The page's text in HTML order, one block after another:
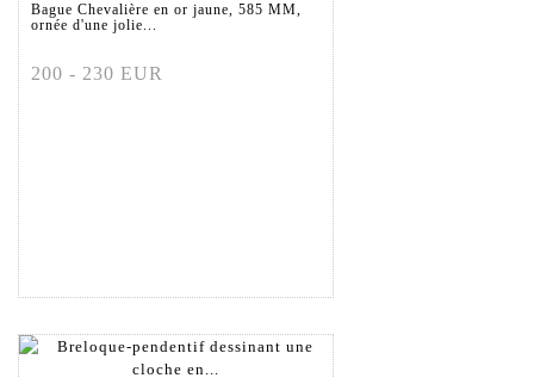
Bague Chevalière en or jaune, 585 MM,
ornée d'une jolie...
200 - 230 EUR